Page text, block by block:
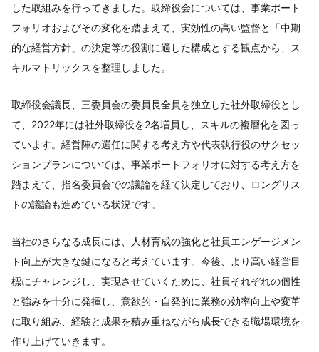
した取組みを行ってきました。取締役会については、事業ポート
フォリオおよびその変化を踏まえて、実効性の高い監督と「中期
的な経営方針」の決定等の役割に適した構成とする観点から、ス
キルマトリックスを整理しました。
取締役会議長、三委員会の委員長全員を独立した社外取締役とし
て、2022年には社外取締役を2名増員し、スキルの複層化を図っ
ています。経営陣の選任に関する考え方や代表執行役のサクセッ
ションプランについては、事業ポートフォリオに対する考え方を
踏まえて、指名委員会での議論を経て決定しており、ロングリス
トの議論も進めている状況です。
当社のさらなる成長には、人材育成の強化と社員エンゲージメン
ト向上が大きな鍵になると考えています。今後、より高い経営目
標にチャレンジし、実現させていくために、社員それぞれの個性
と強みを十分に発揮し、意欲的・自発的に業務の効率向上や変革
に取り組み、経験と成果を積み重ねながら成長できる職場環境を
作り上げていきます。